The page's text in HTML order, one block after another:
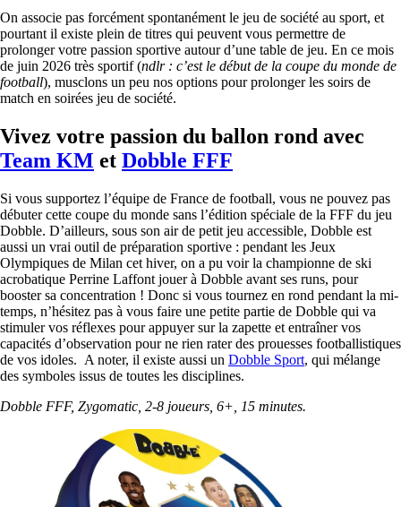
On associe pas forcément spontanément le jeu de société au sport, et
pourtant il existe plein de titres qui peuvent vous permettre de
prolonger votre passion sportive autour d’une table de jeu. En ce mois
de juin 2026 très sportif (ndlr : c’est le début de la coupe du monde de
football), musclons un peu nos options pour prolonger les soirs de
match en soirées jeu de société.
Vivez votre passion du ballon rond avec
Team KM et Dobble FFF
Si vous supportez l’équipe de France de football, vous ne pouvez pas
débuter cette coupe du monde sans l’édition spéciale de la FFF du jeu
Dobble. D’ailleurs, sous son air de petit jeu accessible, Dobble est
aussi un vrai outil de préparation sportive : pendant les Jeux
Olympiques de Milan cet hiver, on a pu voir la championne de ski
acrobatique Perrine Laffont jouer à Dobble avant ses runs, pour
booster sa concentration ! Donc si vous tournez en rond pendant la mi-
temps, n’hésitez pas à vous faire une petite partie de Dobble qui va
stimuler vos réflexes pour appuyer sur la zapette et entraîner vos
capacités d’observation pour ne rien rater des prouesses footballistiques
de vos idoles. A noter, il existe aussi un Dobble Sport, qui mélange
des symboles issus de toutes les disciplines.
Dobble FFF, Zygomatic, 2-8 joueurs, 6+, 15 minutes.